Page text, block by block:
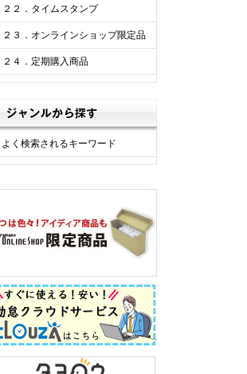
２２．タイムスタンプ
２３．オンラインショップ限定品
２４．定期購入商品
よく検索されるキーワード